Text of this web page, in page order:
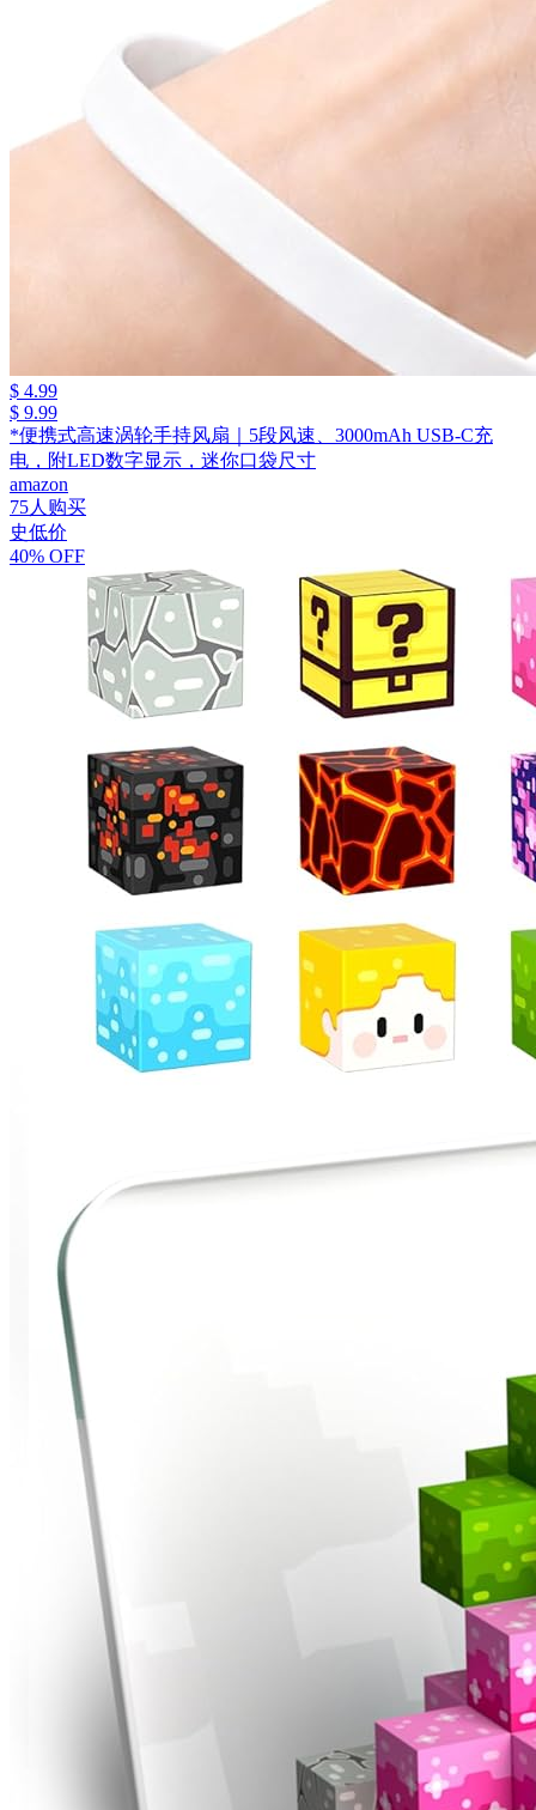
$ 4.99
$ 9.99
*便携式高速涡轮手持风扇｜5段风速、3000mAh USB-C充
电，附LED数字显示，迷你口袋尺寸
amazon
75人购买
史低价
40% OFF